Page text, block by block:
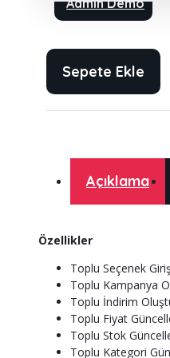
Admin Demo
Sepete Ekle
Açıklama
Özellikler
Toplu Seçenek Giriş
Toplu Kampanya
Toplu İndirim
Toplu Fiyat
Toplu Stok
Toplu Kategori